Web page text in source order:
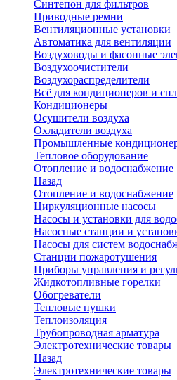
Синтепон для фильтров
Приводные ремни
Вентиляционные установки
Автоматика для вентиляции
Воздуховоды и фасонные
Воздухоочистители
Воздухораспределители
Всё для кондиционеров и
Кондиционеры
Осушители воздуха
Охладители воздуха
Промышленные
Тепловое оборудование
Отопление и водоснабжение
Назад
Отопление и водоснабжение
Циркуляционные насосы
Насосы и установки для
Насосные станции и
Насосы для систем
Станции пожаротушения
Приборы управления и
Жидкотопливные горелки
Обогреватели
Тепловые пушки
Теплоизоляция
Трубопроводная арматура
Электротехнические товары
Назад
Электротехнические товары